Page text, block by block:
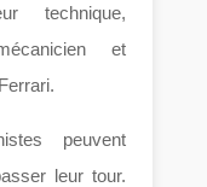
technique,
et
peuvent
leur tour.